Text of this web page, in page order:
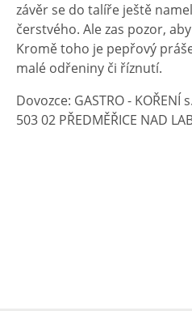
závěr se do talíře ještě
čerstvého. Ale zas pozor,
Kromě toho je pepřový
malé odřeniny či říznutí.
Dovozce: GASTRO -
503 02 PŘEDMĚŘICE NAD